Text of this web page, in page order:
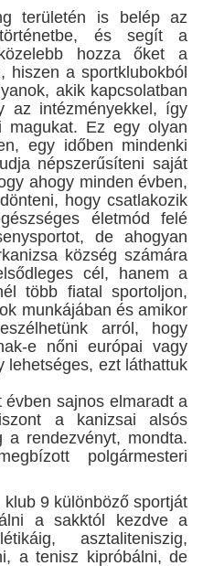
területén is belép az
és segít a
hozza őket a
hiszen a sportklubokból
akik kapcsolatban
az intézményekkel, így
magukat. Ez egy olyan
egy időben mindenki
népszerűsíteni saját
ahogy minden évben,
hogy csatlakozik
életmód felé
de ahogyan
község számára
cél, hanem a
több fiatal sportoljon,
munkájában és amikor
arról, hogy
e nőni európai vagy
lehetséges, ezt láthattuk
sajnos elmaradt a
a kanizsai alsós
a rendezvényt, mondta.
polgármesteri
9 különböző sportját
a sakktól kezdve a
asztaliteniszig,
a tenisz kipróbálni, de